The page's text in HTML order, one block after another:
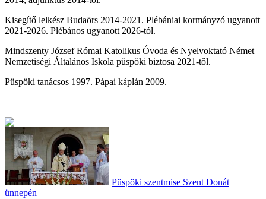
Kisegítő lelkész Budaörs 2014-2021. Plébániai kormányzó ugyanott
2021-2026. Plébános ugyanott 2026-tól.
Mindszenty József Római Katolikus Óvoda és Nyelvoktató Német
Nemzetiségi Általános Iskola püspöki biztosa 2021-től.
Püspöki tanácsos 1997. Pápai káplán 2009.
Püspöki szentmise Szent Donát
ünnepén